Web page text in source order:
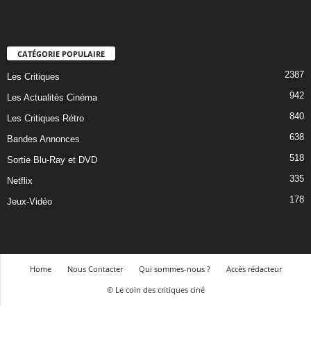
CATÉGORIE POPULAIRE
Les Critiques 2387
Les Actualités Cinéma 942
Les Critiques Rétro 840
Bandes Annonces 638
Sortie Blu-Ray et DVD 518
Netflix 335
Jeux-Vidéo 178
Home Nous Contacter Qui sommes-nous ?
Accès rédacteur
© Le coin des critiques ciné